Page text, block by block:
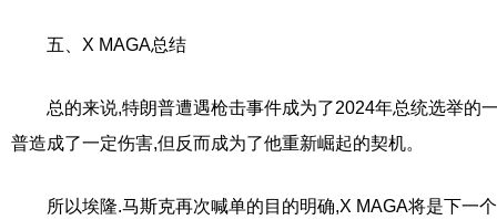
五、X MAGA总结
总的来说,特朗普遭遇枪击事件成为了2024年总统选举的
普造成了一定伤害,但反而成为了他重新崛起的契机。
所以埃隆.马斯克再次喊单的目的明确,X MAGA将是下一